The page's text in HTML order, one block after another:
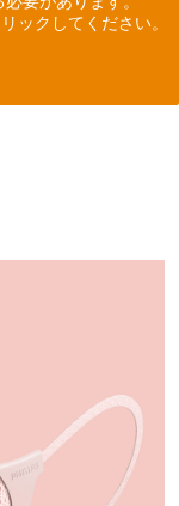
ックしてください。